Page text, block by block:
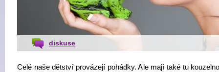
diskuse
Celé naše dětství provázejí pohádky. Ale mají také tu